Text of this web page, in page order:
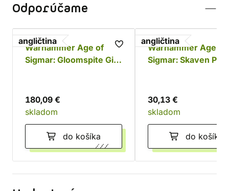
Odporúčame
angličtina
Warhammer Age of
Sigmar: Gloomspite Gitz
180,09 €
skladom
do košíka
angličtina
Warhammer Age of
Sigmar: Skaven
30,13 €
skladom
do košíka